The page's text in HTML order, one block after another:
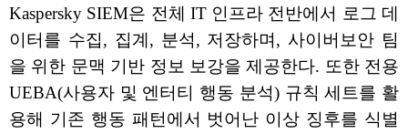
Kaspersky SIEM은 전체 IT 인프라 전반에서 로그 데
이터를 수집, 집계, 분석, 저장하며, 사이버보안 팀
을 위한 문맥 기반 정보 보강을 제공한다. 또한 전용
UEBA(사용자 및 엔터티 행동 분석) 규칙 세트를 활
용해 기존 행동 패턴에서 벗어난 이상 징후를 식별